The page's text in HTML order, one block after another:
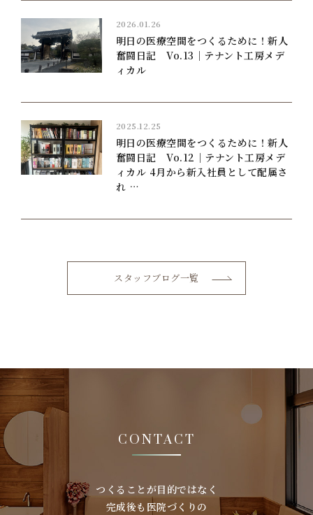
2026.01.26
明日の医療空間をつくるために！新人
奮闘日記 Vo.13｜テナント工房メデ
ィカル
2025.12.25
明日の医療空間をつくるために！新人
奮闘日記 Vo.12｜テナント工房メデ
ィカル 4月から新入社員として配属さ
れ …
スタッフブログ一覧
CONTACT
つくることが⽬的ではなく
完成後も医院づくりの